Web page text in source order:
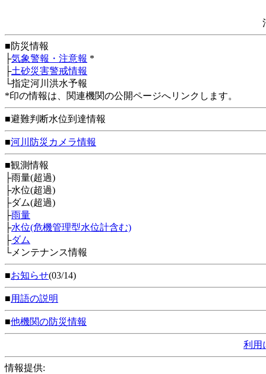
■防災情報
├気象警報・注意報 *
├土砂災害警戒情報
└指定河川洪水予報
*印の情報は、関連機関の公開ページへリンクします。
■避難判断水位到達情報
■河川防災カメラ情報
■観測情報
├雨量(超過)
├水位(超過)
├ダム(超過)
├雨量
├水位(危機管理型水位計含む)
├ダム
└メンテナンス情報
■お知らせ(03/14)
■用語の説明
■他機関の防災情報
利用
情報提供: